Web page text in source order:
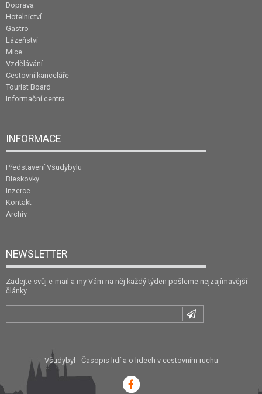
Doprava
Hotelnictví
Gastro
Lázeňství
Mice
Vzdělávání
Cestovní kanceláře
Tourist Board
Informační centra
INFORMACE
Představení Všudybylu
Bleskovky
Inzerce
Kontakt
Archiv
NEWSLETTER
Zadejte svůj e-mail a my Vám na něj každý týden pošleme nejzajímavější
články.
Všudybyl - Časopis lidí a o lidech v cestovním ruchu